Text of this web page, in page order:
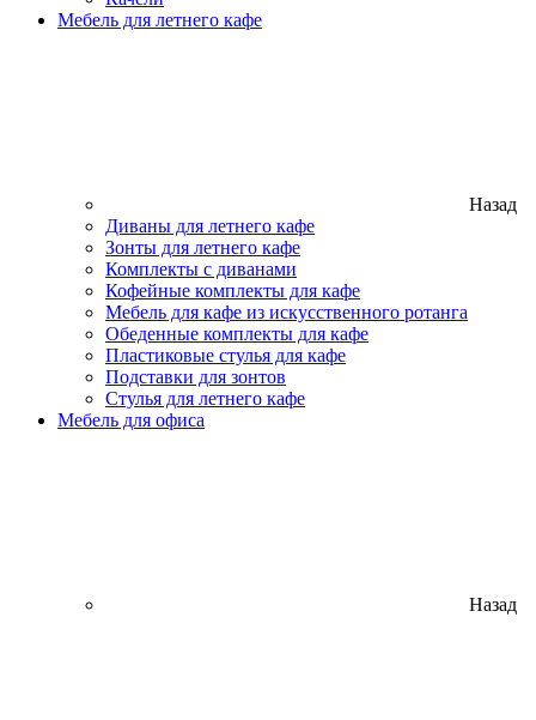
Мебель для летнего кафе
Назад
Диваны для летнего кафе
Зонты для летнего кафе
Комплекты с диванами
Кофейные комплекты для кафе
Мебель для кафе из искусственного ротанга
Обеденные комплекты для кафе
Пластиковые стулья для кафе
Подставки для зонтов
Стулья для летнего кафе
Мебель для офиса
Назад